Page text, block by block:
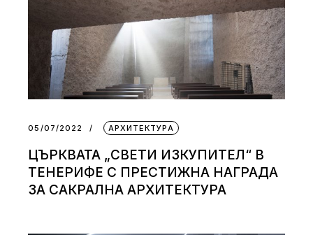
05/07/2022 АРХИТЕКТУРА
ЦЪРКВАТА „СВЕТИ ИЗКУПИТЕЛ“ В
ТЕНЕРИФЕ С ПРЕСТИЖНА НАГРАДА
ЗА САКРАЛНА АРХИТЕКТУРА